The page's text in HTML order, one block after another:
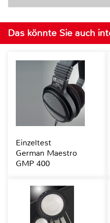
Das könnte Sie auch
Einzeltest
German Maestro
GMP 400